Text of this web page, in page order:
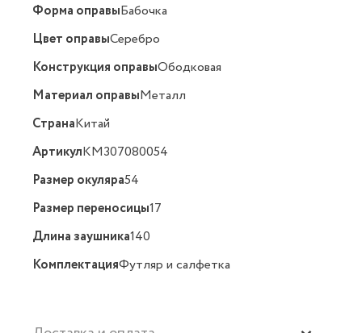
Форма оправыБабочка
Цвет оправыСеребро
Конструкция оправыОбодковая
Материал оправыМеталл
СтранаКитай
АртикулKM307080054
Размер окуляра54
Размер переносицы17
Длина заушника140
КомплектацияФутляр и салфетка